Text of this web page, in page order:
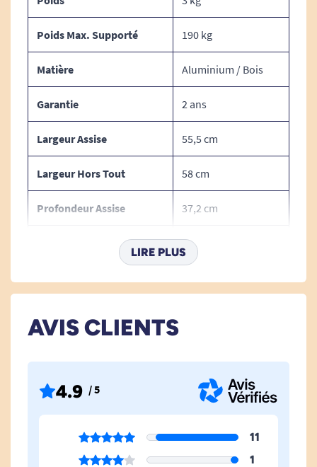
arrondis sécurisants en cas de transfert latéral.
Ajustable, lahauteur réglablepermet de
l'adapter à la taille de l'utilisateur.
Sécurisant, le tabouret de douche premium est
muni d'embouts antidérapants assurant sa
stabilité.
Poids Max. Supporté 190 kg
Matière Aluminium / Bois
Garantie 2 ans
Largeur Assise 55,5 cm
Largeur Hors Tout 58 cm
Profondeur Assise 37,2 cm
41 à 53,5 cm
Bariatrique
Avec Accoudoirs Non
LIRE PLUS
AVIS CLIENTS
4.9 / 5
11
1